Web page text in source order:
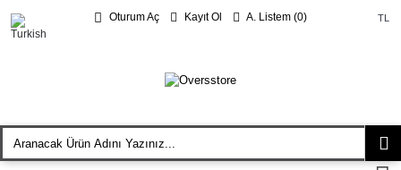
TL
Oturum Aç Kayıt Ol A. Listem (0)